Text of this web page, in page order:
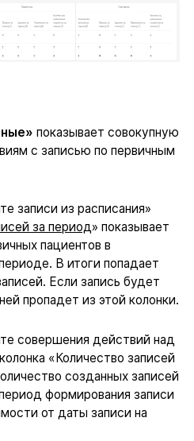
показывает совокупную
с записью по первичным
записи из расписания»
за период» показывает
пациентов в
В итоги попадает
Если запись будет
пропадет из этой колонки.
совершения действий над
«Количество записей
созданных записей
формирования записи
от даты записи на